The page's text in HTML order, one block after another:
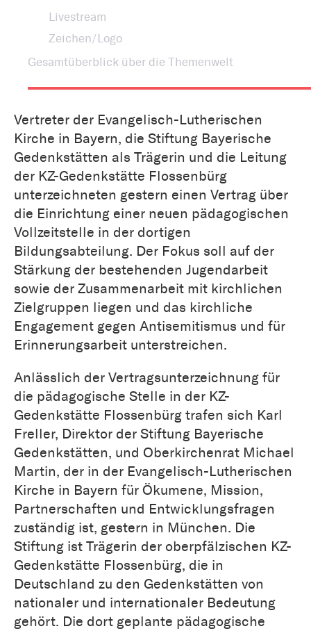
Livestream
Zeichen/Logo
Gesamtüberblick über die Themenwelt
Vertreter der Evangelisch-Lutherischen
Kirche in Bayern, die Stiftung Bayerische
Gedenkstätten als Trägerin und die Leitung
der KZ-Gedenkstätte Flossenbürg
unterzeichneten gestern einen Vertrag über
die Einrichtung einer neuen pädagogischen
Vollzeitstelle in der dortigen
Bildungsabteilung. Der Fokus soll auf der
Stärkung der bestehenden Jugendarbeit
sowie der Zusammenarbeit mit kirchlichen
Zielgruppen liegen und das kirchliche
Engagement gegen Antisemitismus und für
Erinnerungsarbeit unterstreichen.
Anlässlich der Vertragsunterzeichnung für
die pädagogische Stelle in der KZ-
Gedenkstätte Flossenbürg trafen sich Karl
Freller, Direktor der Stiftung Bayerische
Gedenkstätten, und Oberkirchenrat Michael
Martin, der in der Evangelisch-Lutherischen
Kirche in Bayern für Ökumene, Mission,
Partnerschaften und Entwicklungsfragen
zuständig ist, gestern in München. Die
Stiftung ist Trägerin der oberpfälzischen KZ-
Gedenkstätte Flossenbürg, die in
Deutschland zu den Gedenkstätten von
nationaler und internationaler Bedeutung
gehört. Die dort geplante pädagogische